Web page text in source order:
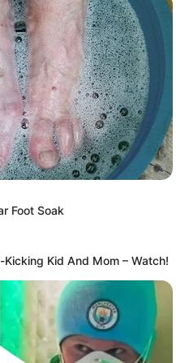
Ketika Berhenti di Sini(2023).
Baca selengkapnya
Mute
Foot Soak
Kid And Mom – Watch!